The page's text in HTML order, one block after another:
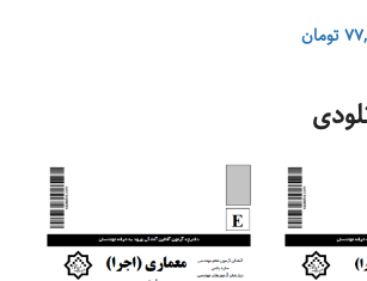
تومانقیمت